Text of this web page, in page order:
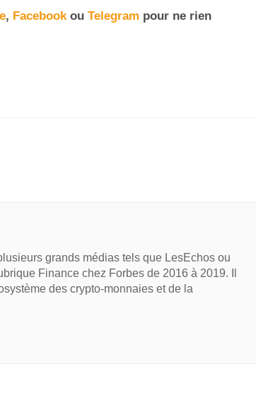
, Facebookou Telegram pour ne rien
grands médias tels que LesEchos ou
Finance chez Forbes de 2016 à 2019. Il
des crypto-monnaies et de la